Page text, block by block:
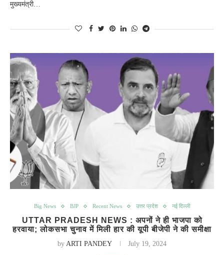
मुख्यमंत्री…
Big News BJP Recent News उत्तर प्रदेश नई दिल्ली
UTTAR PRADESH NEWS : अपनों ने ही भाजपा को
हरवाया; लोकसभा चुनाव में मिली हार की यूपी बीजेपी ने की समीक्षा
by ARTI PANDEY July 19, 2024